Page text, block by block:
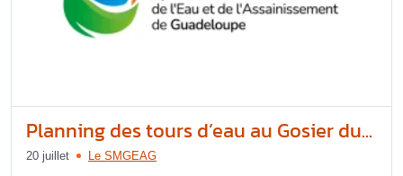
Planning des tours d’eau au Gosier du...
20 juillet Le SMGEAG